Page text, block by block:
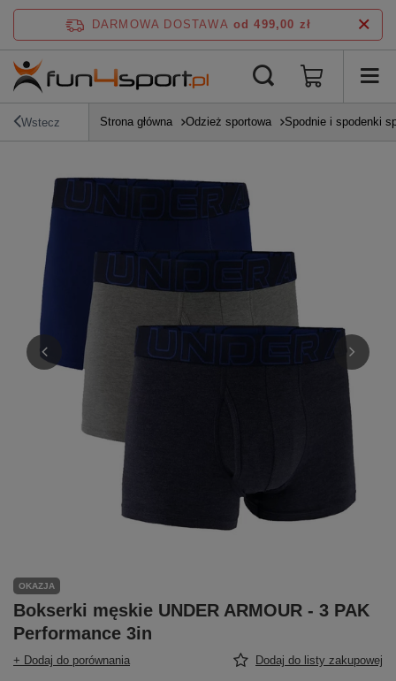
DARMOWA DOSTAWA od 499,00 zł
Wstecz Strona główna Odzież sportowa Spodnie i spodenki
OKAZJA
Bokserki męskie UNDER ARMOUR - 3 PAK
Performance 3in
+ Dodaj do porównania Dodaj do listy zakupowej